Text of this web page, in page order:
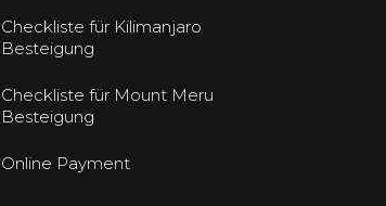
Checkliste für Kilimanjaro
Besteigung
Checkliste für Mount Meru
Besteigung
Online Payment